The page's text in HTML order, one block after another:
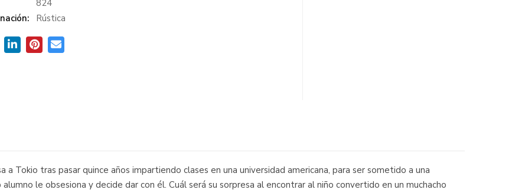
824
Rústica
Tokio tras pasar quince años impartiendo clases en una universidad americana, para ser sometido a una
le obsesiona y decide dar con él. Cuál será su sorpresa al encontrar al niño convertido en un muchacho